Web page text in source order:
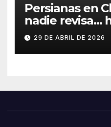
Persianas en
nadie revisa…
de funcionar
29 DE ABRIL DE 2026